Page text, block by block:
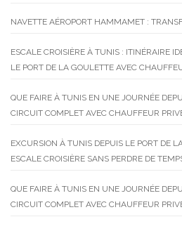
NAVETTE AÉROPORT HAMMAMET :
ESCALE CROISIÈRE À TUNIS : ITINÉRAIRE
LE PORT DE LA GOULETTE AVEC
QUE FAIRE À TUNIS EN UNE JOURNÉE
CIRCUIT COMPLET AVEC CHAUFFEUR
EXCURSION À TUNIS DEPUIS LE PORT DE
ESCALE CROISIÈRE SANS PERDRE DE
QUE FAIRE À TUNIS EN UNE JOURNÉE
CIRCUIT COMPLET AVEC CHAUFFEUR